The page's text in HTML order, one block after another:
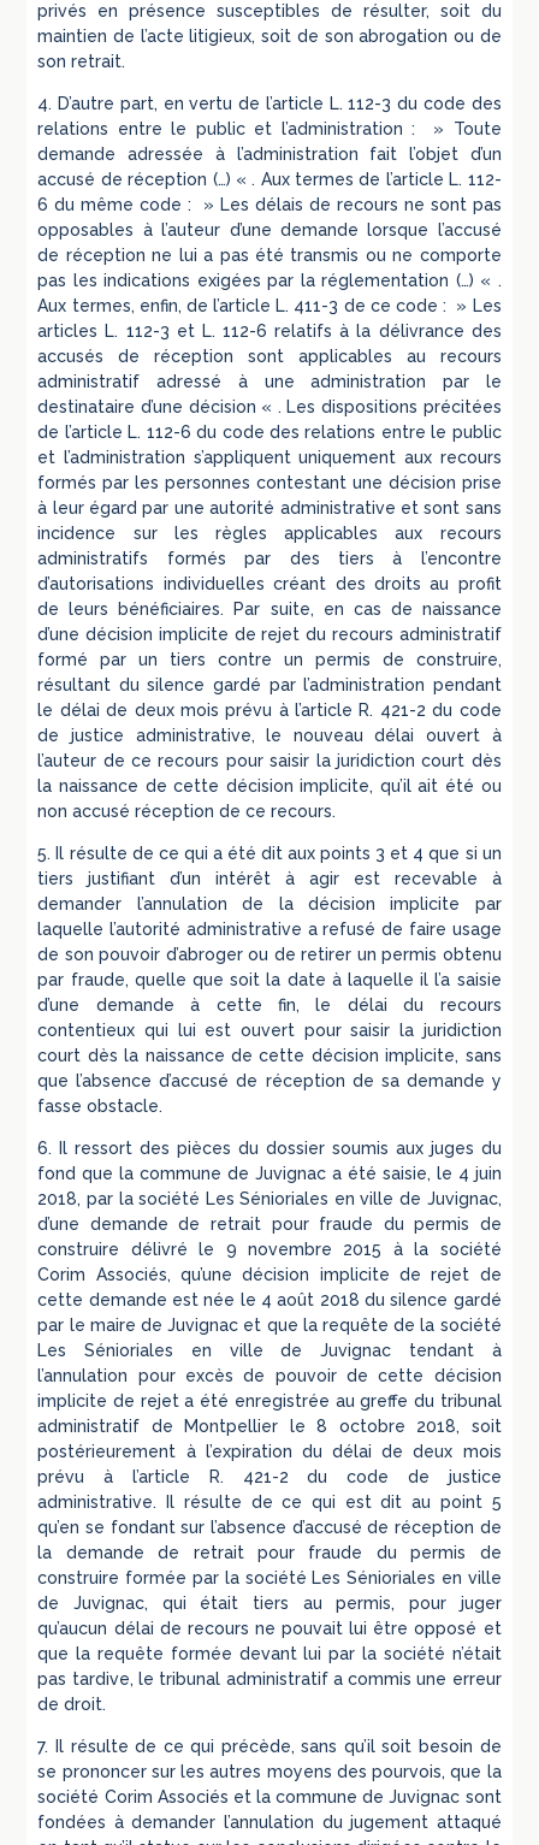
privés en présence susceptibles de résulter, soit du
maintien de l’acte litigieux, soit de son abrogation ou de
son retrait.
4. D’autre part, en vertu de l’article L. 112-3 du code des
relations entre le public et l’administration : » Toute
demande adressée à l’administration fait l’objet d’un
accusé de réception (…) « . Aux termes de l’article L. 112-
6 du même code : » Les délais de recours ne sont pas
opposables à l’auteur d’une demande lorsque l’accusé
de réception ne lui a pas été transmis ou ne comporte
pas les indications exigées par la réglementation (…) « .
Aux termes, enfin, de l’article L. 411-3 de ce code : » Les
articles L. 112-3 et L. 112-6 relatifs à la délivrance des
accusés de réception sont applicables au recours
administratif adressé à une administration par le
destinataire d’une décision « . Les dispositions précitées
de l’article L. 112-6 du code des relations entre le public
et l’administration s’appliquent uniquement aux recours
formés par les personnes contestant une décision prise
à leur égard par une autorité administrative et sont sans
incidence sur les règles applicables aux recours
administratifs formés par des tiers à l’encontre
d’autorisations individuelles créant des droits au profit
de leurs bénéficiaires. Par suite, en cas de naissance
d’une décision implicite de rejet du recours administratif
formé par un tiers contre un permis de construire,
résultant du silence gardé par l’administration pendant
le délai de deux mois prévu à l’article R. 421-2 du code
de justice administrative, le nouveau délai ouvert à
l’auteur de ce recours pour saisir la juridiction court dès
la naissance de cette décision implicite, qu’il ait été ou
non accusé réception de ce recours.
5. Il résulte de ce qui a été dit aux points 3 et 4 que si un
tiers justifiant d’un intérêt à agir est recevable à
demander l’annulation de la décision implicite par
laquelle l’autorité administrative a refusé de faire usage
de son pouvoir d’abroger ou de retirer un permis obtenu
par fraude, quelle que soit la date à laquelle il l’a saisie
d’une demande à cette fin, le délai du recours
contentieux qui lui est ouvert pour saisir la juridiction
court dès la naissance de cette décision implicite, sans
que l’absence d’accusé de réception de sa demande y
fasse obstacle.
6. Il ressort des pièces du dossier soumis aux juges du
fond que la commune de Juvignac a été saisie, le 4 juin
2018, par la société Les Sénioriales en ville de Juvignac,
d’une demande de retrait pour fraude du permis de
construire délivré le 9 novembre 2015 à la société
Corim Associés, qu’une décision implicite de rejet de
cette demande est née le 4 août 2018 du silence gardé
par le maire de Juvignac et que la requête de la société
Les Sénioriales en ville de Juvignac tendant à
l’annulation pour excès de pouvoir de cette décision
implicite de rejet a été enregistrée au greffe du tribunal
administratif de Montpellier le 8 octobre 2018, soit
postérieurement à l’expiration du délai de deux mois
prévu à l’article R. 421-2 du code de justice
administrative. Il résulte de ce qui est dit au point 5
qu’en se fondant sur l’absence d’accusé de réception de
la demande de retrait pour fraude du permis de
construire formée par la société Les Sénioriales en ville
de Juvignac, qui était tiers au permis, pour juger
qu’aucun délai de recours ne pouvait lui être opposé et
que la requête formée devant lui par la société n’était
pas tardive, le tribunal administratif a commis une erreur
de droit.
7. Il résulte de ce qui précède, sans qu’il soit besoin de
se prononcer sur les autres moyens des pourvois, que la
société Corim Associés et la commune de Juvignac sont
fondées à demander l’annulation du jugement attaqué